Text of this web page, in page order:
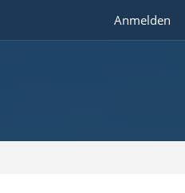
Anmelden